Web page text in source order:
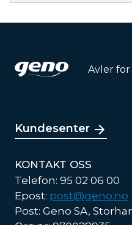
Avler
Kundesenter
KONTAKT OSS
Telefon: 95 02 06 00
Epost: post@geno.no
Post: Geno SA,